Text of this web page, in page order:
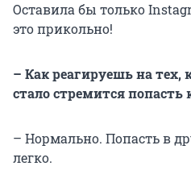
Оставила бы только
это прикольно!
– Как реагируешь на тех,
стало стремится попасть
– Нормально. Попасть в
легко.